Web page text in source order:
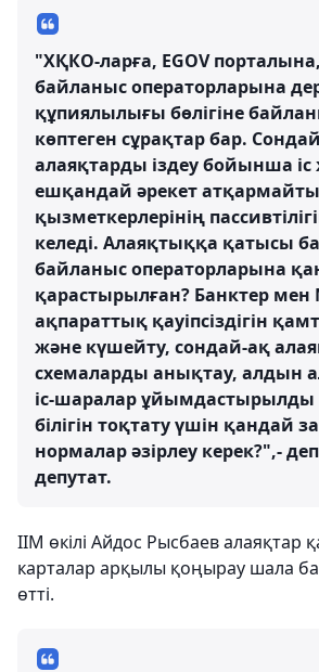
"ХҚКО-ларға, EGOV
байланыс операторларына
құпиялылығы бөлігіне
көптеген сұрақтар бар.
алаяқтарды іздеу бойынша іс
ешқандай әрекет
қызметкерлерінің
келеді. Алаяқтыққа қатысы
байланыс операторларына
қарастырылған? Банктер
ақпараттық қауіпсіздігін
және күшейту, сондай-ақ
схемаларды анықтау, алдын
іс-шаралар
білігін тоқтату үшін қандай
нормалар әзірлеу керек?",-
депутат.
ІІМ өкілі Айдос Рысбаев алаяқтар
карталар арқылы қоңырау шала
өтті.